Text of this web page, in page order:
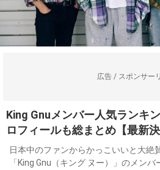
広告 / スポンサー
King Gnuメンバー人気ランキ
ロフィールも総まとめ【最新決
日本中のファンからかっこいいと大絶
「King Gnu（キング ヌー）」のメン